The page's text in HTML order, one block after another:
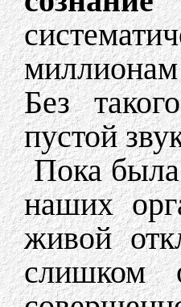
Без
пустой
Пока была
наших
живой
слишком